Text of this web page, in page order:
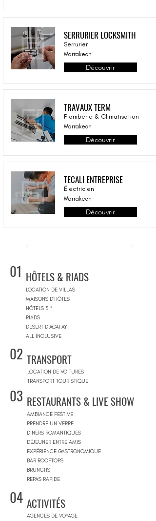
SERRURIER LOCKSMITH
Serrurier
Marrakech
Découvrir
TRAVAUX TERM
Plomberie & Climatisation
Marrakech
Découvrir
TECALI ENTREPRISE
Électricien
Marrakech
Découvrir
01 HÔTELS & RIADS
LOCATION DE VILLAS
MAISONS D'HÔTES
HÔTELS 5 *
RIADS
DÉSERT D'AGAFAY
ALL INCLUSIVE
02 TRANSPORT
LOCATION DE VOITURES
TRANSPORT TOURISTIQUE
03 RESTAURANTS & LIVE SHOW
AMBIANCE FESTIVE
PRENDRE UN VERRE
DINERS ROMANTIQUES
DÉJEUNER ENTRE AMIS
EXPÉRIENCE GASTRONOMIQUE
BAR ROOFTOPS
BRUNCHS
REPAS RAPIDE
04 ACTIVITÉS
AGENCES DE VOYAGE